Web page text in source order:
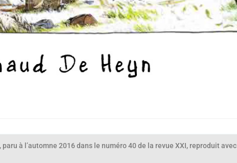
paru à l’automne 2016 dans le numéro 40 de la revue XXI, reproduit avec